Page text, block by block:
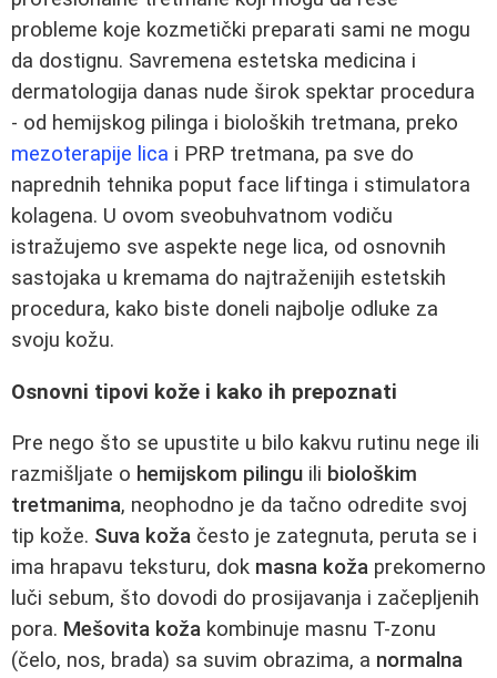
probleme koje kozmetički preparati sami ne mogu
da dostignu. Savremena estetska medicina i
dermatologija danas nude širok spektar procedura
- od hemijskog pilinga i bioloških tretmana, preko
mezoterapije lica i PRP tretmana, pa sve do
naprednih tehnika poput face liftinga i stimulatora
kolagena. U ovom sveobuhvatnom vodiču
istražujemo sve aspekte nege lica, od osnovnih
sastojaka u kremama do najtraženijih estetskih
procedura, kako biste doneli najbolje odluke za
svoju kožu.
Osnovni tipovi kože i kako ih prepoznati
Pre nego što se upustite u bilo kakvu rutinu nege ili
razmišljate o hemijskom pilingu ili biološkim
tretmanima, neophodno je da tačno odredite svoj
tip kože. Suva koža često je zategnuta, peruta se i
ima hrapavu teksturu, dok masna koža prekomerno
luči sebum, što dovodi do prosijavanja i začepljenih
pora. Mešovita koža kombinuje masnu T-zonu
(čelo, nos, brada) sa suvim obrazima, a normalna